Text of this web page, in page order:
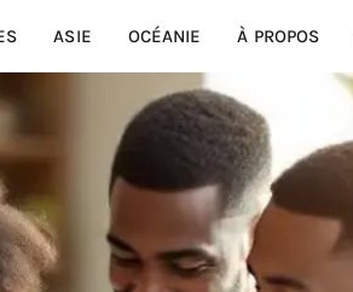
ASIE OCÉANIE À PROPOS